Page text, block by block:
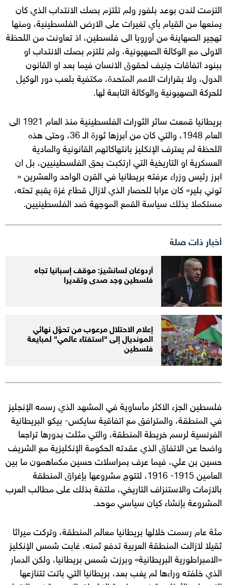
التزمت لندن بوعد بلفور ولم تلتزم بصك الانتداب الذي كان
يمنعها من القيام بأي تغيرات على الارض الفلسطينية، ومنها
تهجير الصهاينة من أوروبا الى فلسطين، اذ تعاونت من اللحظة
الاولى مع الوكالة الصهيونية، ولم تلتزم بصك الانتداب او
ببنود اتفاقات جنيف لحقوق الانسان فيما بعد او القانون
الدول، ولا بقرارات الامم المتحدة، مكتفية بلعب دور الوكيل
للحركة الصهيونية والوكالة التابعة لها.
بريطانيا قمعت سائر الثورات الفلسطينية منذ العام 1921 الى
العام 1948، والتي كان من أبرزها ثورة الـ 36، وحتى هذه
اللحظة لم يعترف الإنكليز بانتهاكاتهم القانونية والمادية
العسكرية او التاريخية التي ارتكبت بحق الفلسطينيين، بل ان
ابرز رئيس وزراء عرفته بريطانيا في القرن الواحد والعشرين «
توني بلير» كان عرابا للحصار الذي لازال قطاع غزة يقبع تحته،
مستكملا بذلك سياسة القمع الموجهة ضد الفلسطينيين.
أخبار ذات صلة
أردوغان لسانشيز: موقف إسبانيا تجاه
فلسطين وجد صدى وتقديرا
إعلام الاحتلال مرعوب من تحوّل نهائي
المونديال إلى "استفتاء عالمي" لمبايعة
فلسطين
فلسطين الجزء الاكثر مأساوية في المشهد الذي رسمه الإنجليز
في المنطقة، والمترافق مع اتفاقية سايكس- بيكو البريطانية
الفرنسية لرسم خريطة المنطقة، والتي مثلت بدورها تراجعا
واضحا عن الاتفاق الذي عقدته الحكومة الإنكليزية مع الشريف
حسين بن علي، فيما عرف بمراسلات حسين مكماهمون ما بين
العامين 1915- 1916، لتتوج مشروعها بإغراق المنطقة
بالازمات والاستنزاف التاريخي، ملتفة بذلك على مطالب العرب
المشروعة بإنشاء كيان سياسي موحد.
مئة عام رسمت خلالها بريطانيا معالم المنطقة، وتركت ميراثا
ثقيلا لازالت المنطقة العربية تدفع ثمنه، غابت شمس الإنكليز
«الامبراطورية البريطانية» وبرزت شمس بريطانيا، ولكن الدمار
الذي خلفته وراءها لم يغب بعد، بريطانيا التي باتت تتنازعها